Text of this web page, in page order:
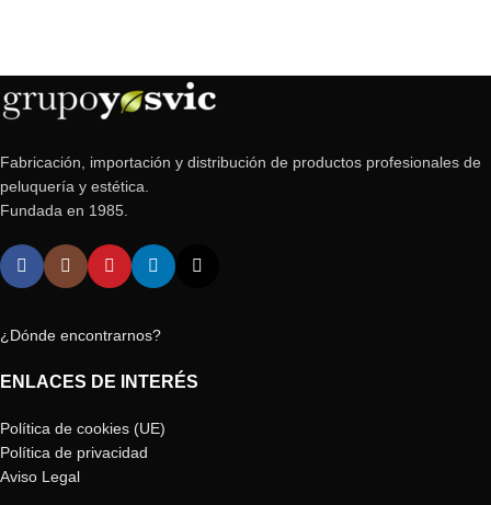
Fabricación, importación y distribución de productos profesionales de
peluquería y estética.
Fundada en 1985.
¿Dónde encontrarnos?
ENLACES DE INTERÉS
Política de cookies (UE)
Política de privacidad
Aviso Legal